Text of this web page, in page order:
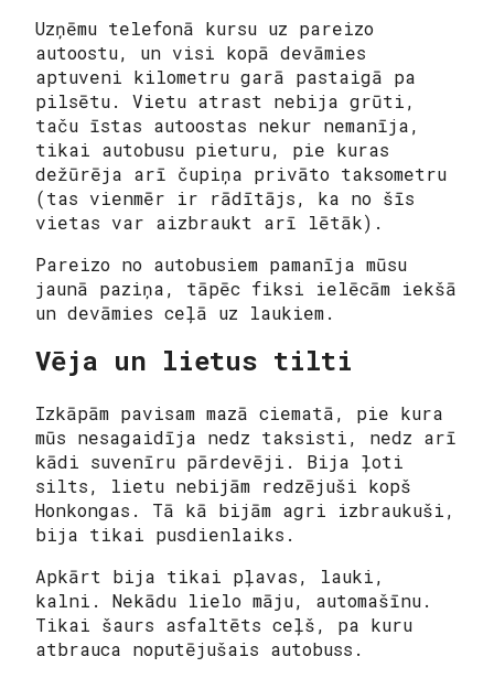
Uzņēmu telefonā kursu uz pareizo
autoostu, un visi kopā devāmies
aptuveni kilometru garā pastaigā pa
pilsētu. Vietu atrast nebija grūti,
taču īstas autoostas nekur nemanīja,
tikai autobusu pieturu, pie kuras
dežūrēja arī čupiņa privāto taksometru
(tas vienmēr ir rādītājs, ka no šīs
vietas var aizbraukt arī lētāk).
Pareizo no autobusiem pamanīja mūsu
jaunā paziņa, tāpēc fiksi ielēcām iekšā
un devāmies ceļā uz laukiem.
Vēja un lietus tilti
Izkāpām pavisam mazā ciematā, pie kura
mūs nesagaidīja nedz taksisti, nedz arī
kādi suvenīru pārdevēji. Bija ļoti
silts, lietu nebijām redzējuši kopš
Honkongas. Tā kā bijām agri izbraukuši,
bija tikai pusdienlaiks.
Apkārt bija tikai pļavas, lauki,
kalni. Nekādu lielo māju, automašīnu.
Tikai šaurs asfaltēts ceļš, pa kuru
atbrauca noputējušais autobuss.